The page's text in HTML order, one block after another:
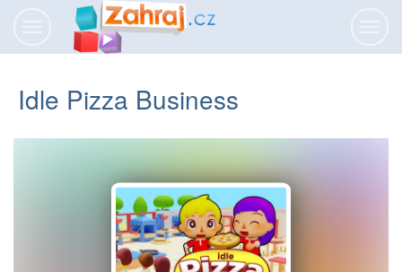
Idle Pizza Business